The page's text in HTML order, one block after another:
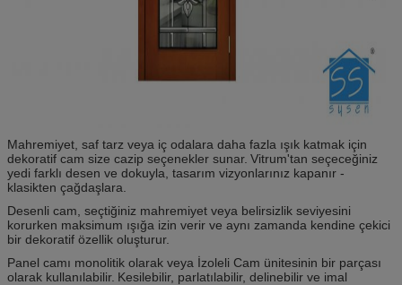
Mahremiyet, saf tarz veya iç odalara daha fazla ışık katmak için
dekoratif cam size cazip seçenekler sunar. Vitrum'tan seçeceğiniz
yedi farklı desen ve dokuyla, tasarım vizyonlarınız kapanır -
klasikten çağdaşlara.
Desenli cam, seçtiğiniz mahremiyet veya belirsizlik seviyesini
korurken maksimum ışığa izin verir ve aynı zamanda kendine çekici
bir dekoratif özellik oluşturur.
Panel camı monolitik olarak veya İzoleli Cam ünitesinin bir parçası
olarak kullanılabilir. Kesilebilir, parlatılabilir, delinebilir ve imal